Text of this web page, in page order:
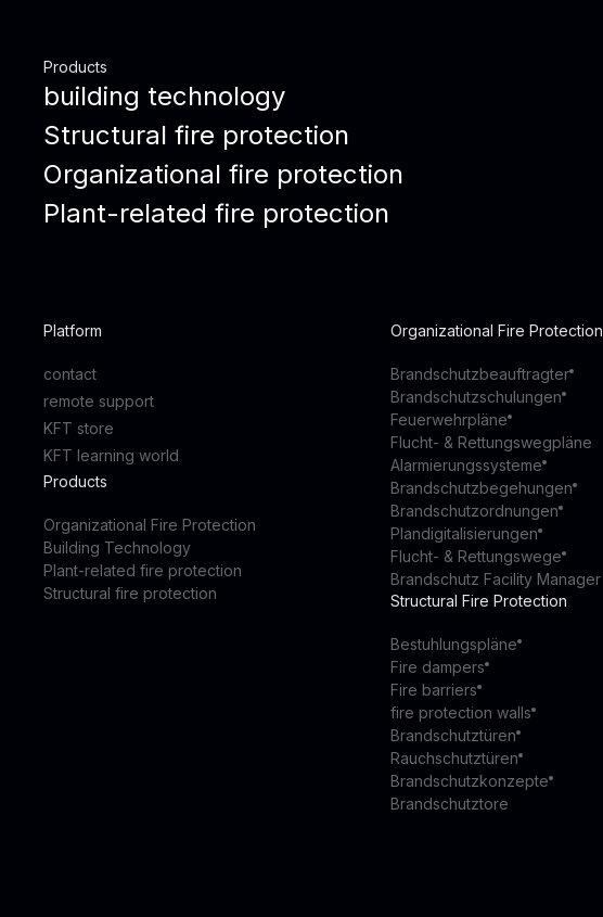
Products
building technology
Structural fire protection
Organizational fire protection
Plant-related fire protection
Platform
contact
remote support
KFT store
KFT learning world
Products
Organizational Fire Protection
Building Technology
Plant-related fire protection
Structural fire protection
Organizational Fire Protection
Brandschutzbeauftragter
Brandschutzschulungen
Feuerwehrpläne
Flucht- & Rettungswegpläne
Alarmierungssysteme
Brandschutzbegehungen
Brandschutzordnungen
Plandigitalisierungen
Flucht- & Rettungswege
Brandschutz Facility Manager
Structural Fire Protection
Bestuhlungspläne
Fire dampers
Fire barriers
fire protection walls
Brandschutztüren
Rauchschutztüren
Brandschutzkonzepte
Brandschutztore